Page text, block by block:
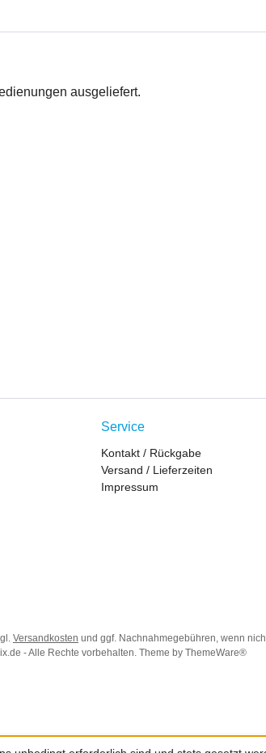
ausgeliefert.
Service
Kontakt / Rückgabe
Versand / Lieferzeiten
Impressum
Versandkosten und ggf. Nachnahmegebühren, wenn
- Alle Rechte vorbehalten. Theme by ThemeWare®